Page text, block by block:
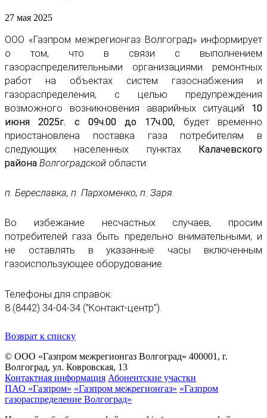
27 мая 2025
ООО «Газпром межрегионгаз Волгоград» информирует
о том, что в связи с выполнением
газораспределительными организациями ремонтных
работ на объектах систем газоснабжения и
газораспределения, с целью предупреждения
возможного возникновения аварийных ситуаций 10
июня 2025г. с 09ч.00 до 17ч.00, будет временно
приостановлена поставка газа потребителям в
следующих населенных пунктах Калачевского
района Волгоградской области:
п. Береславка, п. Пархоменко, п. Заря.
Во избежание несчастных случаев, просим
потребителей газа быть предельно внимательными, и
не оставлять в указанные часы включенным
газоиспользующее оборудование.
Телефоны для справок:
8 (8442) 34-04-34 ("Контакт-центр").
Возврат к списку
© ООО «Газпром межрегионгаз Волгоград» 400001, г.
Волгоград, ул. Ковровская, 13
Контактная информация Абонентские участки
ПАО «Газпром» «Газпром межрегионгаз» «Газпром
газораспределение Волгоград»